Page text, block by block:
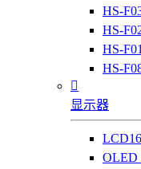
HS-
HS-
HS-
HS-

显示器
OLED